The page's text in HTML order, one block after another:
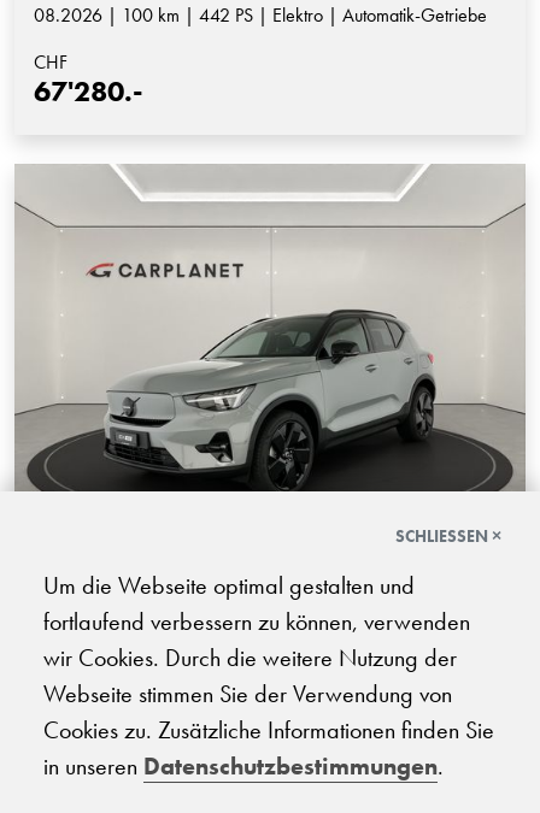
08.2026 | 100 km | 442 PS | Elektro | Automatik-Getriebe
CHF
67'280.-
Volvo EX40 Twin Black Edition AWD
08.2026 | 100 km | 442 PS | Elektro | Automatik-Getriebe
67'940.-
SCHLIESSEN ×
Um die Webseite optimal gestalten und
fortlaufend verbessern zu können, verwenden
wir Cookies. Durch die weitere Nutzung der
Webseite stimmen Sie der Verwendung von
Cookies zu. Zusätzliche Informationen finden Sie
in unseren Datenschutzbestimmungen.